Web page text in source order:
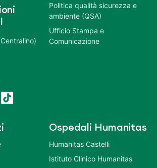
Politica qualità sicurezza e
ambiente (QSA)
Ufficio Stampa e
Comunicazione
Ospedali Humanitas
Humanitas Castelli
Istituto Clinico Humanitas